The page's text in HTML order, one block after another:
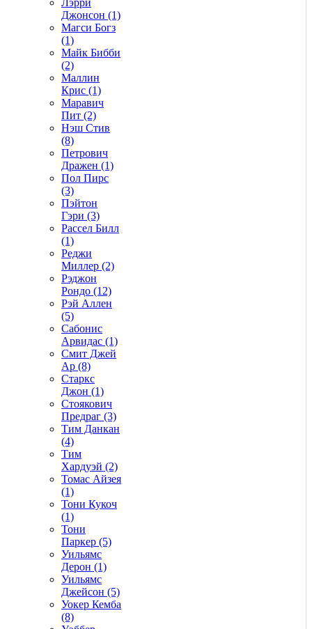
Джонсон (1)
Магси Богз
(1)
Майк Бибби
(2)
Маллин
Крис (1)
Маравич
Пит (2)
Нэш Стив
(8)
Петрович
Дражен (1)
Пол Пирс
(3)
Пэйтон
Гэри (3)
Рассел Билл
(1)
Реджи
Миллер (2)
Рэджон
Рондо (12)
Рэй Аллен
(5)
Сабонис
Арвидас (1)
Смит Джей
Ар (8)
Старкс
Джон (1)
Стоякович
Предраг (3)
Тим Данкан
(4)
Тим
Хардуэй (2)
Томас Айзея
(1)
Тони Кукоч
(1)
Тони
Паркер (5)
Уильямс
Дерон (1)
Уильямс
Джейсон (5)
Уокер Кемба
(8)